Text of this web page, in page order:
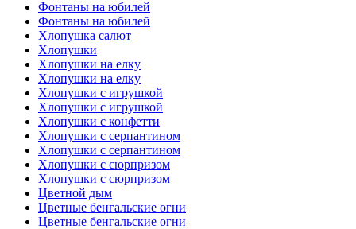
Фонтаны на юбилей
Фонтаны на юбилей
Хлопушка салют
Хлопушки
Хлопушки на елку
Хлопушки на елку
Хлопушки с игрушкой
Хлопушки с игрушкой
Хлопушки с конфетти
Хлопушки с серпантином
Хлопушки с серпантином
Хлопушки с сюрпризом
Хлопушки с сюрпризом
Цветной дым
Цветные бенгальские огни
Цветные бенгальские огни